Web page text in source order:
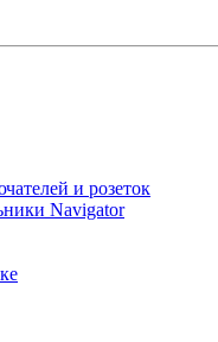
и розеток
Navigator